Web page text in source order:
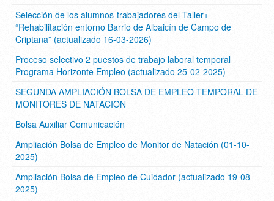
Selección de los alumnos-trabajadores del Taller+
“Rehabilitación entorno Barrio de Albaicín de Campo de
Criptana” (actualizado 16-03-2026)
Proceso selectivo 2 puestos de trabajo laboral temporal
Programa Horizonte Empleo (actualizado 25-02-2025)
SEGUNDA AMPLIACIÓN BOLSA DE EMPLEO TEMPORAL DE
MONITORES DE NATACION
Bolsa Auxiliar Comunicación
Ampliación Bolsa de Empleo de Monitor de Natación (01-10-
2025)
Ampliación Bolsa de Empleo de Cuidador (actualizado 19-08-
2025)